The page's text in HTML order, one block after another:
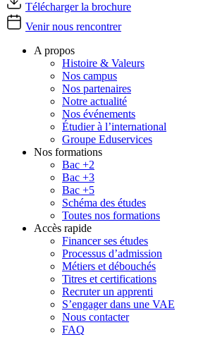
Télécharger la brochure
Venir nous rencontrer
A propos
Histoire & Valeurs
Nos campus
Nos partenaires
Notre actualité
Nos événements
Étudier à l’international
Groupe Eduservices
Nos formations
Bac +2
Bac +3
Bac +5
Schéma des études
Toutes nos formations
Accès rapide
Financer ses études
Processus d’admission
Métiers et débouchés
Titres et certifications
Recruter un apprenti
S’engager dans une VAE
Nous contacter
FAQ